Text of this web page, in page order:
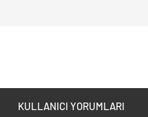
KULLANICI YORUMLARI